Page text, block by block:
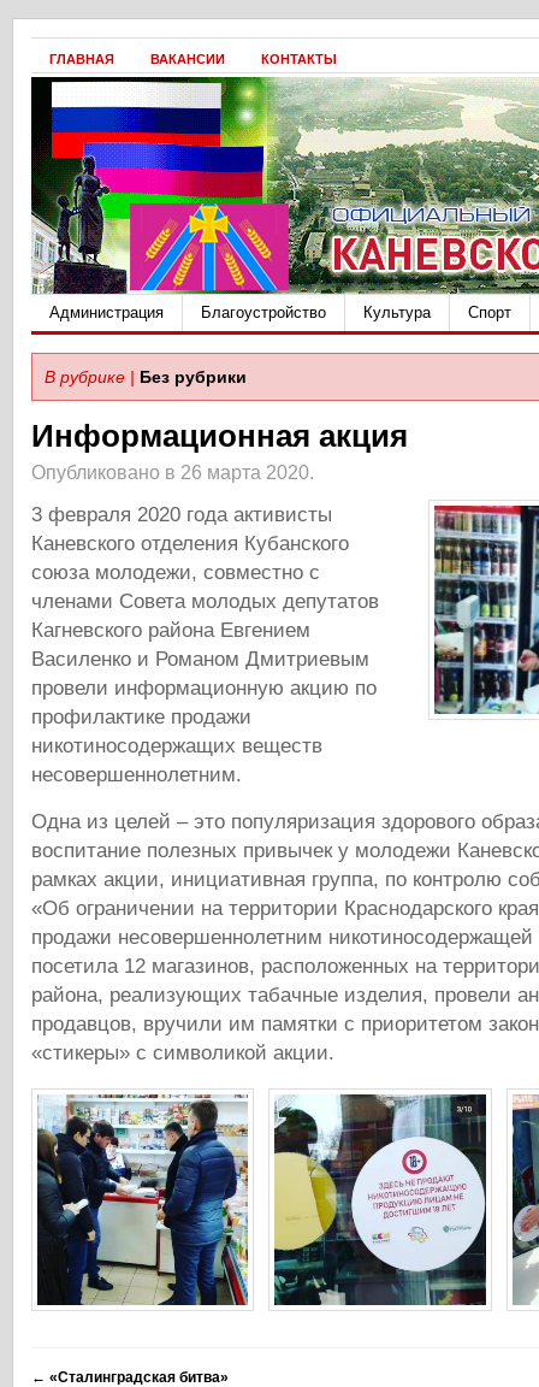
ГЛАВНАЯ ВАКАНСИИ КОНТАКТЫ
Администрация Благоустройство Культура Спорт
В рубрике | Без рубрики
Информационная акция
Опубликовано в 26 марта 2020.
3 февраля 2020 года активисты
Каневского отделения Кубанского
союза молодежи, совместно с
членами Совета молодых депутатов
Кагневского района Евгением
Василенко и Романом Дмитриевым
провели информационную акцию по
профилактике продажи
никотиносодержащих веществ
несовершеннолетним.
Одна из целей – это популяризация здорового
воспитание полезных привычек у молодежи
рамках акции, инициативная группа, по контролю
«Об ограничении на территории Краснодарского
продажи несовершеннолетним никотиносодержащей
посетила 12 магазинов, расположенных на
района, реализующих табачные изделия, провели
продавцов, вручили им памятки с приоритетом
«стикеры» с символикой акции.
← «Сталинградская битва»